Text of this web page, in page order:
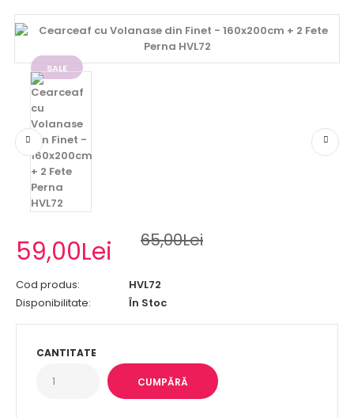
SALE
59,00Lei 65,00Lei
Cod produs:
HVL72
Disponibilitate:
În Stoc
CANTITATE